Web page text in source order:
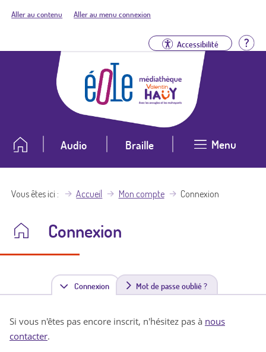
Aller au contenu Aller au menu connexion
Accessibilité
Audio Braille Menu
Vous êtes ici Accueil Mon compte Connexion
Connexion
Connexion(
n
Mot de passe oublié ?
Si vous n'êtes pas encore inscrit, n'hésitez pas à nous
contacter.